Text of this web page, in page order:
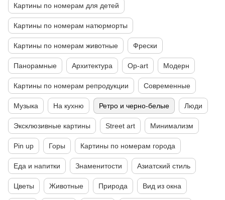
Картины по номерам для детей
Картины по номерам натюрморты
Картины по номерам животные Фрески
Панорамные Архитектура Op-art Модерн
Картины по номерам репродукции Современные
Музыка На кухню Ретро и черно-белые Люди
Эксклюзивные картины Street art Минимализм
Pin up Горы Картины по номерам города
Еда и напитки Знаменитости Азиатский стиль
Цветы Животные Природа Вид из окна